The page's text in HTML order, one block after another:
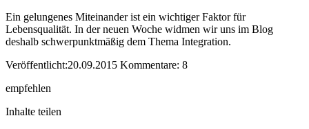
Ein gelungenes Miteinander ist ein wichtiger Faktor für
Lebensqualität. In der neuen Woche widmen wir uns im Blog
deshalb schwerpunktmäßig dem Thema Integration.
Veröffentlicht:20.09.2015 Kommentare: 8
empfehlen
Inhalte teilen